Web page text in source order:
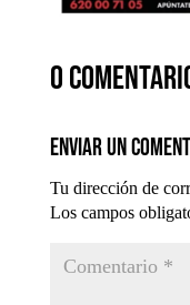
0
Enviar un
Tu dirección de
Los campos